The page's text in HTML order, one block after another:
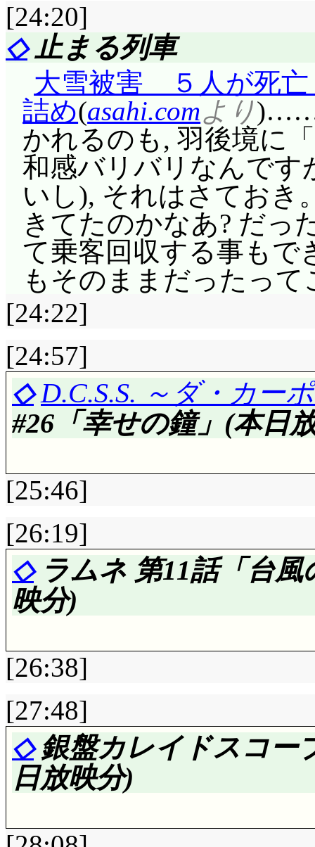
評価……☆☆☆(前回比: -
こういう時にトラウ
るんですけど。暴走
ょうね。暴走された
それとクララ, 小夜を
ないかい?
ソロモンはCEOで,
おじさんは工場長だ
おいてはアルジャー
すね。というか, いき
たんですけど。まあ
事を知らないんじゃ,
ね。1920.11.8, カール
性が写っている写真。
変わらない二人。後
前者は……国際連盟第1
ジャングル行軍中,
……同時に鳥の鳴き声
も聞こえるという事
れているようですな
しまったマウス達に
行。さてさて, 次回は
が。
[24:20]
◇止まる列車
大雪被害 ５人が死
詰め(asahi.comより)……
かれるのも, 羽後境に
和感バリバリなんです
いし), それはさておき
きてたのかなあ? だっ
て乗客回収する事もで
もそのままだったっ
[24:22]
[24:57]
◇ D.C.S.S. ～ダ・カー
#26「幸せの鐘」(本日
評価……☆☆☆☆☆(前回
OP: 変わらないのか
言っていた時より, 更
る不安な空気。皆が
なのに, 既に辛く悲し
も増えているという
TRAGEDYに陥る事で
にも伝染していく……
すね, 桜による妨害。
[25:46]
[26:19]
◇ラムネ 第11話「台風
映分)
評価……☆☆☆☆(前回比:
アバンタイトル: 流
なあ。私じゃ, 流石に
が外に出ていたとし
[26:38]
[27:48]
◇銀盤カレイドスコー
日放映分)